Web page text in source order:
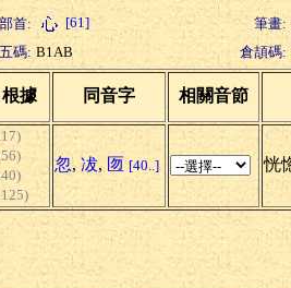
部首: [61]
筆畫:
碼: B1AB 倉頡碼:
根據 同音字 相關音節
忽, 冹, 匢 [40..] 恍